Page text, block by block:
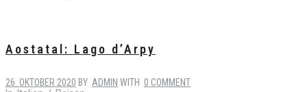
Aostatal: Lago d’Arpy
26. OKTOBER 2020 BY ADMIN WITH 0 COMMENT